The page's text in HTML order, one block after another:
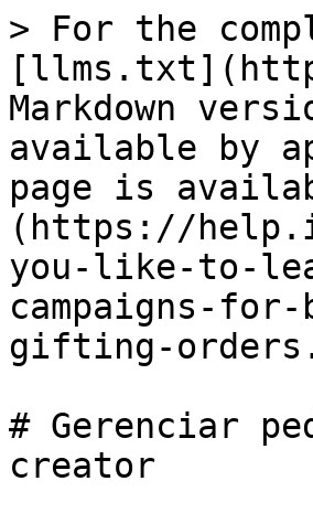
> For the
Markdown
available by
page is
(https://
you-like-to-
campaigns-for-
gifting-
# Gerenciar
creator